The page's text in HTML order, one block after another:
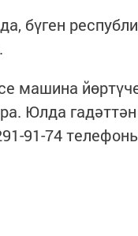
бүген
машина
Юлда
91-74